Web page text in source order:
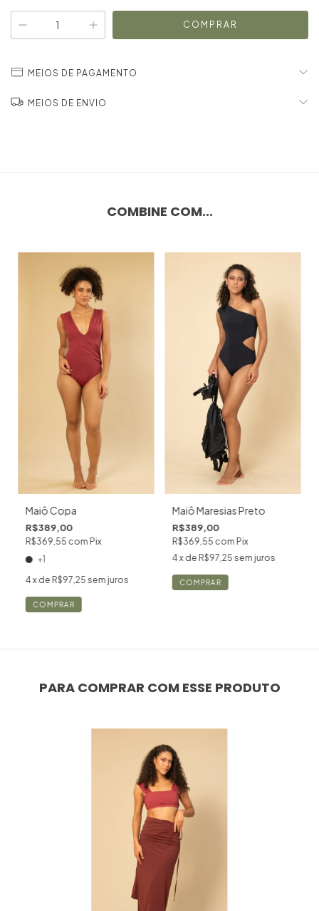
MEIOS DE PAGAMENTO
MEIOS DE ENVIO
COMBINE COM...
Maiô Copa
R$389,00
R$369,55 com Pix
+1
4x de R$97,25 sem juros
COMPRAR
Maiô Maresias Preto
R$389,00
R$369,55 com Pix
4x de R$97,25 sem juros
COMPRAR
PARA COMPRAR COM ESSE PRODUTO